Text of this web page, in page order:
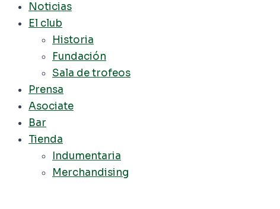
Noticias
El club
Historia
Fundación
Sala de trofeos
Prensa
Asociate
Bar
Tienda
Indumentaria
Merchandising